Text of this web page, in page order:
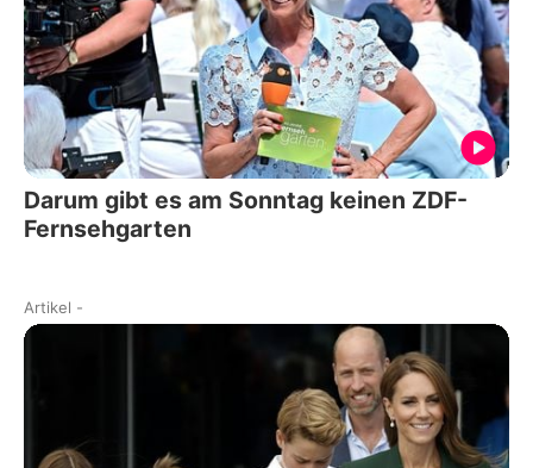
Darum gibt es am Sonntag keinen ZDF-
Fernsehgarten
Artikel -